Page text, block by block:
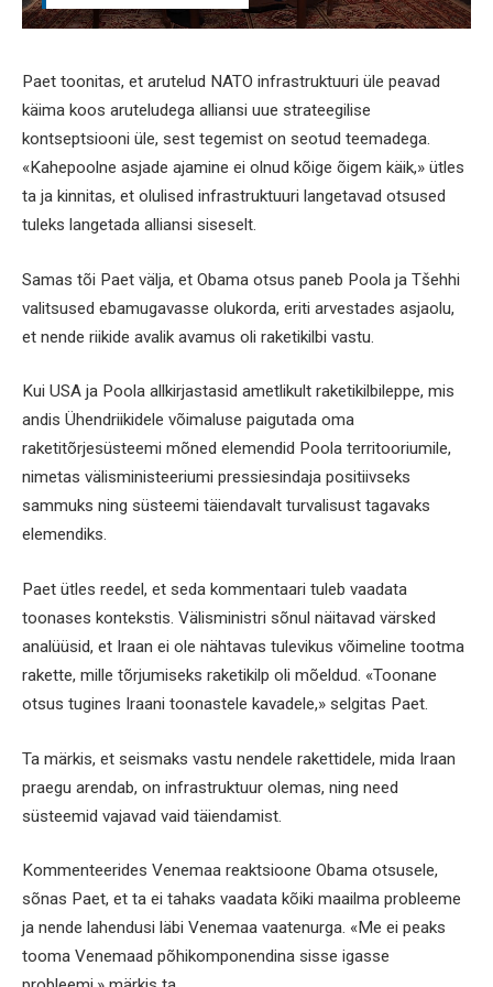
Paet toonitas, et arutelud NATO infrastruktuuri üle peavad
käima koos aruteludega alliansi uue strateegilise
kontseptsiooni üle, sest tegemist on seotud teemadega.
«Kahepoolne asjade ajamine ei olnud kõige õigem käik,» ütles
ta ja kinnitas, et olulised infrastruktuuri langetavad otsused
tuleks langetada alliansi siseselt.
Samas tõi Paet välja, et Obama otsus paneb Poola ja Tšehhi
valitsused ebamugavasse olukorda, eriti arvestades asjaolu,
et nende riikide avalik avamus oli raketikilbi vastu.
Kui USA ja Poola allkirjastasid ametlikult raketikilbileppe, mis
andis Ühendriikidele võimaluse paigutada oma
raketitõrjesüsteemi mõned elemendid Poola territooriumile,
nimetas välisministeeriumi pressiesindaja positiivseks
sammuks ning süsteemi täiendavalt turvalisust tagavaks
elemendiks.
Paet ütles reedel, et seda kommentaari tuleb vaadata
toonases kontekstis. Välisministri sõnul näitavad värsked
analüüsid, et Iraan ei ole nähtavas tulevikus võimeline tootma
rakette, mille tõrjumiseks raketikilp oli mõeldud. «Toonane
otsus tugines Iraani toonastele kavadele,» selgitas Paet.
Ta märkis, et seismaks vastu nendele rakettidele, mida Iraan
praegu arendab, on infrastruktuur olemas, ning need
süsteemid vajavad vaid täiendamist.
Kommenteerides Venemaa reaktsioone Obama otsusele,
sõnas Paet, et ta ei tahaks vaadata kõiki maailma probleeme
ja nende lahendusi läbi Venemaa vaatenurga. «Me ei peaks
tooma Venemaad põhikomponendina sisse igasse